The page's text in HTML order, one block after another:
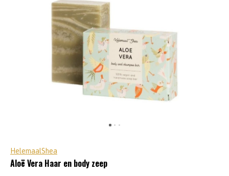
HelemaalShea
Aloë Vera Haar en body zeep